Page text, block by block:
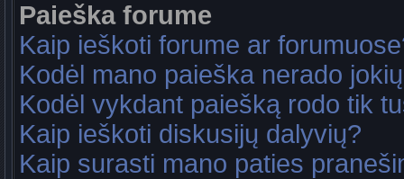
Paieška forume
Kaip ieškoti forume ar
Kodėl mano paieška nerado
Kodėl vykdant paiešką rodo tik
Kaip ieškoti diskusijų dalyvių?
Kaip surasti mano paties